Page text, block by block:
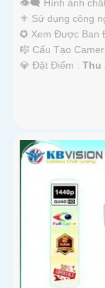
👁️‍🗨 Hình ảnh
⚜️ Sử dụng công
✪ Xem Được Ban
🎼️ Cấu Tạo
️💎 Đặt Điểm : Thu